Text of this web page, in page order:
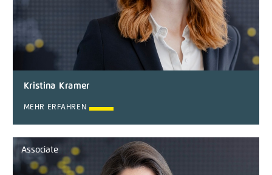
Kristina Kramer
MEHR ERFAHREN
Associate